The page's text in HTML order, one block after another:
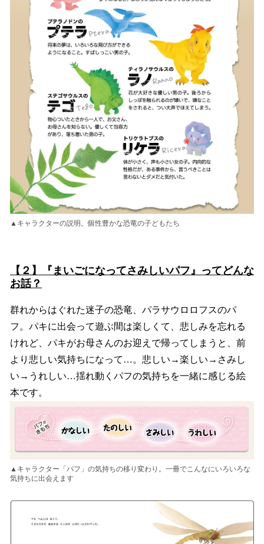
▲キャラクターの説明。個性豊かな恐竜の子どもたち
【２】『まいごになってさみしいパフ』ってどんな
お話？
群れからはぐれた迷子の恐竜、パラサウロロフスのパ
フ。パキに出会って遊ぶ間は楽しくて、悲しみを忘れる
けれど、パキがお母さんのお迎えで帰ってしまうと、前
より悲しい気持ちになって…。悲しい→楽しい→さみし
い→うれしい…揺れ動くパフの気持ちを一緒に感じる絵
本です。
▲キャラクター「パフ」の気持ちの移り変わり。一冊でこんなにいろいろな
気持ちに出会えます